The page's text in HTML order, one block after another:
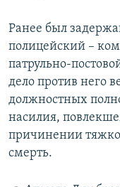
Ранее был
полицейский –
патрульно-
дело против него
должностных
насилия,
причинении
смерть.